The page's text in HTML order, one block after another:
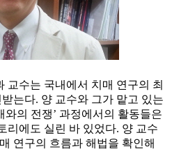
교수는 국내에서 치매 연구의 최
는다. 양 교수와 그가 맡고 있는
와의 전쟁’ 과정에서의 활동들은
리에도 실린 바 있었다. 양 교수
연구의 흐름과 해법을 확인해